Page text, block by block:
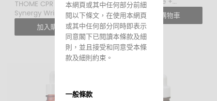
THOME CPR Triple-
Synergy Wrinkle Care
Serum 30ML 三效協同抗
加入購物車
Chaenomeles Sinensis
Serum MINI 10ML 煙酰胺
+ 木瓜複合亮白精華
加入購物車
本網頁或其中任何部分前細
閱以下條文，在使用本網頁
或其中任何部分同時即表示
同意閣下已閱讀本條款及細
則，並且接受和同意受本條
款及細則約束。
一般條款